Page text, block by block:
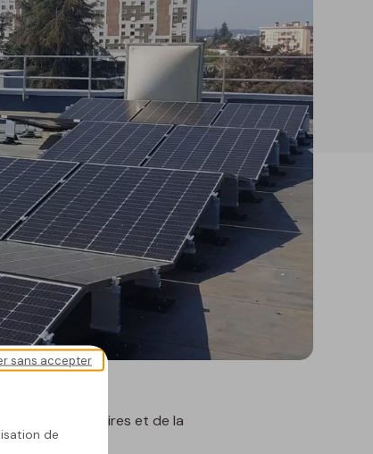
des Territoires et de la
de
sans accepter